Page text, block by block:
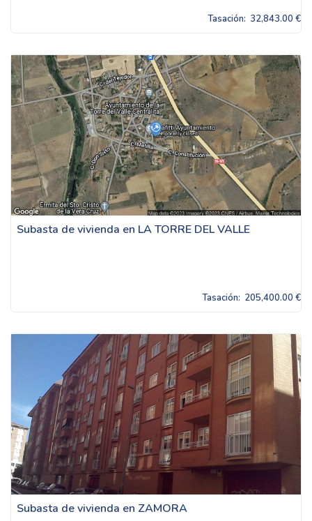
Tasación: 32,843.00 €
Subasta de vivienda en LA TORRE DEL VALLE
Tasación: 205,400.00 €
Subasta de vivienda en ZAMORA